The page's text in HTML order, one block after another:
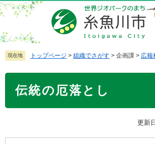
ペ
ー
ジ
の
先
メ
ニ
ュ
ー
を
へ
現在地 トップページ > 組織でさがす > 企画課 > 広報
伝統の厄落とし
更新